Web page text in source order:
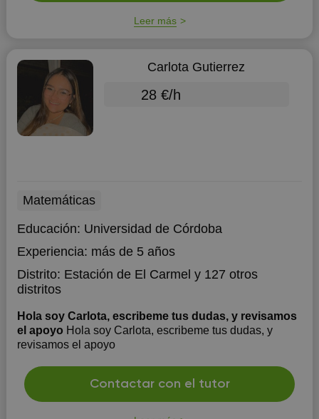
Leer más
Carlota Gutierrez
28 €/h
Matemáticas
Educación: Universidad de Córdoba
Experiencia: más de 5 años
Distrito: Estación de El Carmel y 127 otros
distritos
Hola soy Carlota, escribeme tus dudas, y revisamos
el apoyo Hola soy Carlota, escribeme tus dudas, y
revisamos el apoyo
Contactar con el tutor